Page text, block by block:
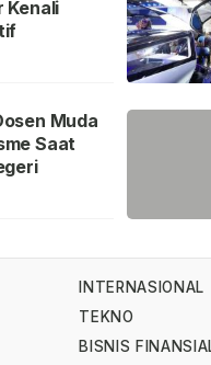
Kenali
Muda
Saat
INTERNASIONAL
TEKNO
BISNIS